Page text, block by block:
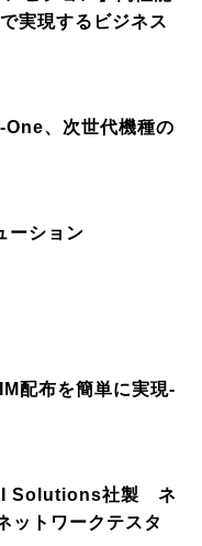
実現するビジネス
One、次世代機種の
ーション
配布を簡単に実現-
Solutions社製 ネ
ットワークテスタ